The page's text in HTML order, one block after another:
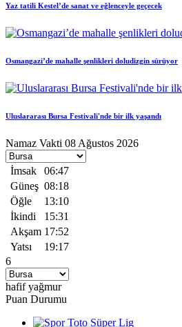
Yaz tatili Kestel’de sanat ve eğlenceyle geçecek
Osmangazi’de mahalle şenlikleri doludizgin sürüyor
Uluslararası Bursa Festivali'nde bir ilk yaşandı
Namaz Vakti 08 Ağustos 2026
İmsak
06:47
Güneş 08:18
Öğle
13:10
İkindi
15:31
Akşam 17:52
Yatsı
19:17
6
hafif yağmur
Puan Durumu